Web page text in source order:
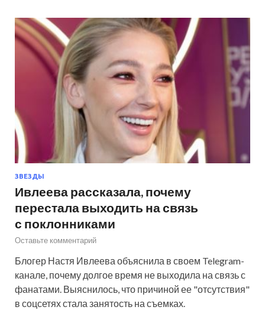
ЗВЕЗДЫ
Ивлеева рассказала, почему
перестала выходить на связь
с поклонниками
Оставьте комментарий
Блогер Настя Ивлеева объяснила в своем Telegram-
канале, почему долгое время не выходила на связь с
фанатами. Выяснилось, что причиной ее "отсутствия"
в соцсетях стала занятость на съемках.